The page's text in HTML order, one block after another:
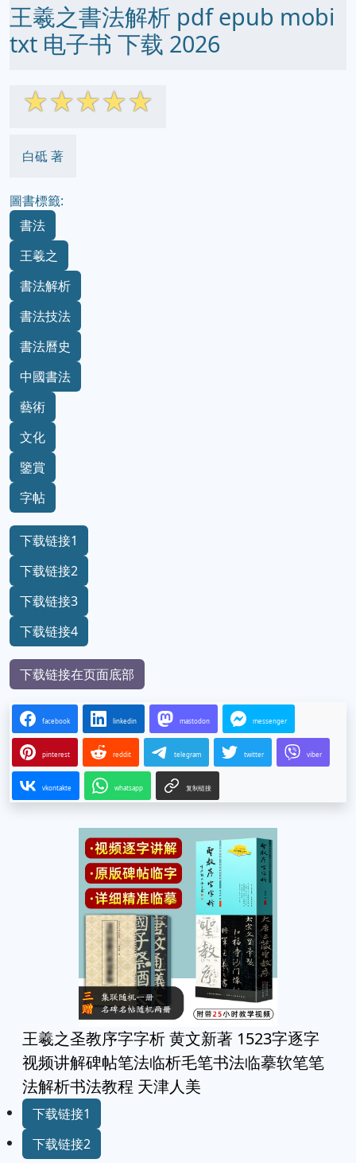
王羲之書法解析 pdf epub mobi
txt 电子书 下载 2026
☆☆☆☆☆
白砥 著
圖書標籤:
書法
王羲之
書法解析
書法技法
書法曆史
中國書法
藝術
文化
鑒賞
字帖
下载链接1
下载链接2
下载链接3
下载链接4
下载链接在页面底部
facebook linkedin mastodon messenger
pinterest reddit telegram twitter viber
vkontakte whatsapp 复制链接
王羲之圣教序字字析 黄文新著 1523字逐字
视频讲解碑帖笔法临析毛笔书法临摹软笔笔
法解析书法教程 天津人美
下载链接1
下载链接2